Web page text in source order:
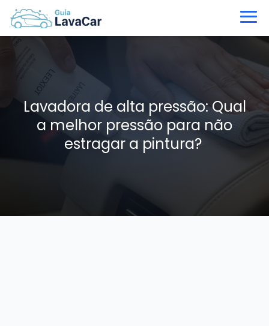
Lavadora de alta pressão: Qual
a melhor pressão para não
estragar a pintura?